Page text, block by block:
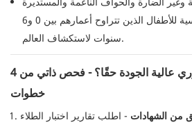
هي الضمانات الأساسية للأطفال الذين تتراوح أعمارهم بين 0 و6
سنوات لاستكشاف العالم.
كيف تميز مواد مونتيسوري عالية الجودة حقًا؟ - فحص ذاتي من 4
خطوات
من الشهادات - اطلب تقارير اختبار الطلاء (EN71، ASTM، إلخ)